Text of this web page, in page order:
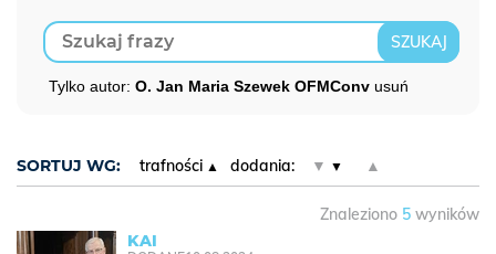
Tylko autor: O. Jan Maria Szewek OFMConv usuń
SORTUJ WG: trafności dodania: ▼ ▲
Znaleziono 5 wyników
KAI